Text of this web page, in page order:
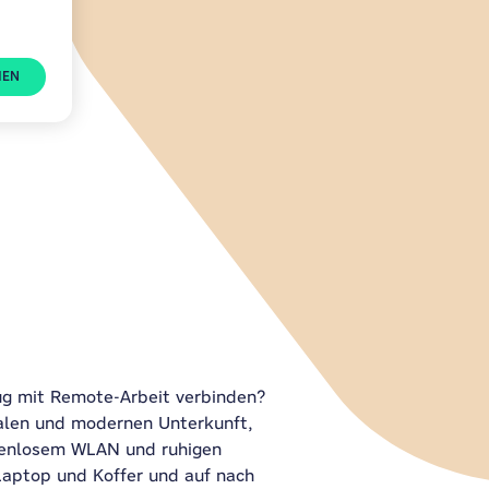
mit Remote-Arbeit verbinden?
und modernen Unterkunft,
WLAN und ruhigen
und Koffer und auf nach